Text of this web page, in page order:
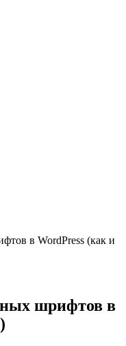
в WordPress (как и
шрифтов в